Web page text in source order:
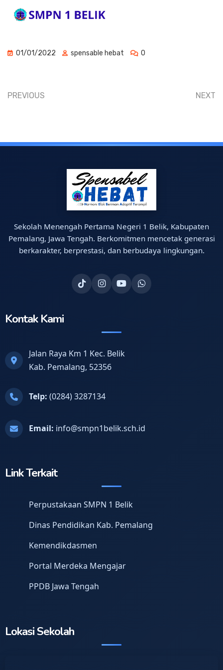
01/01/2022 spensable hebat 0
PREVIOUS NEXT
Sekolah Menengah Pertama Negeri 1 Belik, Kabupaten
Pemalang, Jawa Tengah. Berkomitmen mencetak generasi
berkarakter, berprestasi, dan berbudaya lingkungan.
Kontak Kami
Jalan Raya Km 1 Kec. Belik
Kab. Pemalang, 52356
Telp: (0284) 3287134
Email: info@smpn1belik.sch.id
Link Terkait
Perpustakaan SMPN 1 Belik
Dinas Pendidikan Kab. Pemalang
Kemendikdasmen
Portal Merdeka Mengajar
PPDB Jawa Tengah
Lokasi Sekolah